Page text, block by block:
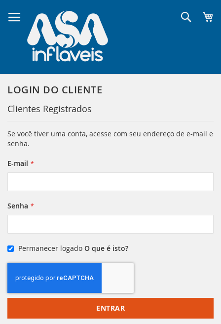
para
o
conteúdo
LOGIN DO CLIENTE
Clientes Registrados
Se você tiver uma conta, acesse com seu endereço de e-mail e
senha.
E-mail
Senha
Permanecer logado O que é isto?
ENTRAR